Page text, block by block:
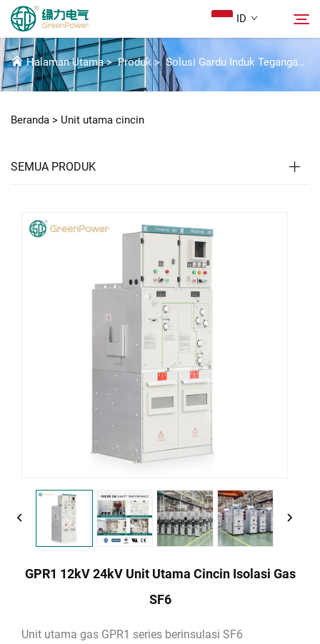
ID
Produk
Tentang Kami
Solusi
UNIT UTAMA CINCIN
Halaman Utama>Produk >Solusi Gardu Induk Tegangan Tinggi
Beranda > Unit utama cincin
SEMUA PRODUK
GPR1 12kV 24kV Unit Utama Cincin Isolasi Gas
SF6
Unit utama gas GPR1 series berinsulasi SF6